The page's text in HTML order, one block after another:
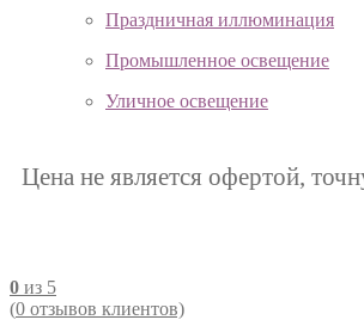
Праздничная иллюминация
Промышленное освещение
Уличное освещение
Цена не является офертой,
0 из 5
(0 отзывов клиентов)